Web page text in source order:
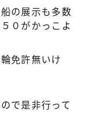
の展示も多数
０がかっこよ
免許無いけ
で是非行って